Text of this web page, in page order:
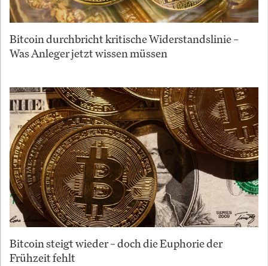
Bitcoin durchbricht kritische Widerstandslinie –
Was Anleger jetzt wissen müssen
Bitcoin steigt wieder – doch die Euphorie der
Frühzeit fehlt